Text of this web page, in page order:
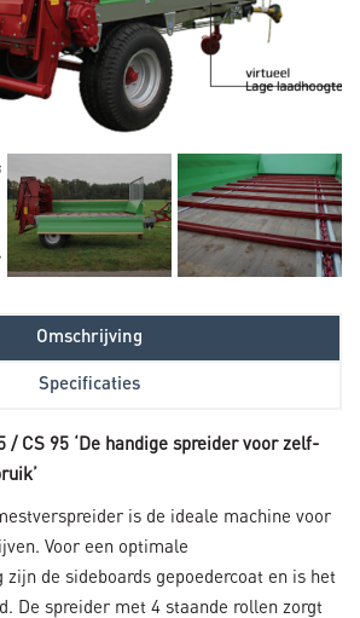
Omschrijving
Specificaties
/ CS 95 ‘De handige spreider voor zelf-
is de ideale machine voor
Voor een optimale
zijn de sideboards gepoedercoat en is het
De spreider met 4 staande rollen zorgt